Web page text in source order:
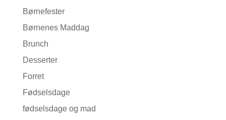
Børnefester
Børnenes Maddag
Brunch
Desserter
Forret
Fødselsdage
fødselsdage og mad